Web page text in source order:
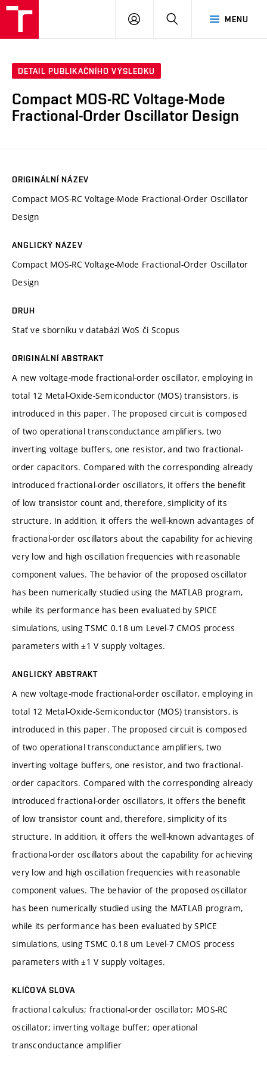
MENU
PŘIHLÁSIT
DETAIL PUBLIKAČNÍHO VÝSLEDKU
Compact MOS-RC Voltage-Mode
Fractional-Order Oscillator Design
ORIGINÁLNÍ NÁZEV
Compact MOS-RC Voltage-Mode Fractional-Order Oscillator
Design
ANGLICKÝ NÁZEV
Compact MOS-RC Voltage-Mode Fractional-Order Oscillator
Design
DRUH
Stať ve sborníku v databázi WoS či Scopus
ORIGINÁLNÍ ABSTRAKT
A new voltage-mode fractional-order oscillator, employing in
total 12 Metal-Oxide-Semiconductor (MOS) transistors, is
introduced in this paper. The proposed circuit is composed
of two operational transconductance amplifiers, two
inverting voltage buffers, one resistor, and two fractional-
order capacitors. Compared with the corresponding already
introduced fractional-order oscillators, it offers the benefit
of low transistor count and, therefore, simplicity of its
structure. In addition, it offers the well-known advantages of
fractional-order oscillators about the capability for achieving
very low and high oscillation frequencies with reasonable
component values. The behavior of the proposed oscillator
has been numerically studied using the MATLAB program,
while its performance has been evaluated by SPICE
simulations, using TSMC 0.18 um Level-7 CMOS process
parameters with ±1 V supply voltages.
ANGLICKÝ ABSTRAKT
A new voltage-mode fractional-order oscillator, employing in
total 12 Metal-Oxide-Semiconductor (MOS) transistors, is
introduced in this paper. The proposed circuit is composed
of two operational transconductance amplifiers, two
inverting voltage buffers, one resistor, and two fractional-
order capacitors. Compared with the corresponding already
introduced fractional-order oscillators, it offers the benefit
of low transistor count and, therefore, simplicity of its
structure. In addition, it offers the well-known advantages of
fractional-order oscillators about the capability for achieving
very low and high oscillation frequencies with reasonable
component values. The behavior of the proposed oscillator
has been numerically studied using the MATLAB program,
while its performance has been evaluated by SPICE
simulations, using TSMC 0.18 um Level-7 CMOS process
parameters with ±1 V supply voltages.
KLÍČOVÁ SLOVA
fractional calculus; fractional-order oscillator; MOS-RC
oscillator; inverting voltage buffer; operational
transconductance amplifier